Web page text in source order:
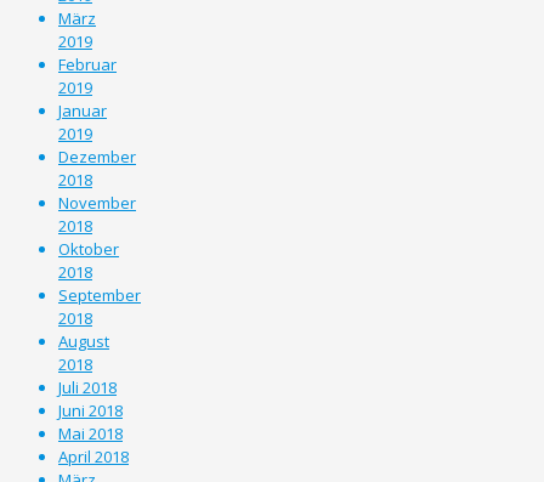
März
2019
Februar
2019
Januar
2019
Dezember
2018
November
2018
Oktober
2018
September
2018
August
2018
Juli 2018
Juni 2018
Mai 2018
April 2018